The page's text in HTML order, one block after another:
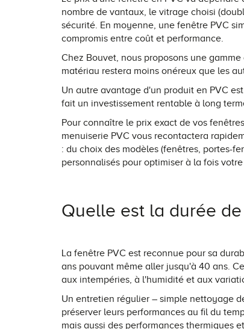
nombre de vantaux, le vitrage choisi
sécurité. En moyenne, une fenêtre PVC
compromis entre coût et performance.
Chez Bouvet, nous proposons une
matériau restera moins onéreux que les
Un autre avantage d'un produit en PVC
fait un investissement rentable à long
Pour connaître le prix exact de vos
menuiserie PVC vous recontactera
: du choix des modèles (fenêtres, portes-
personnalisés pour optimiser à la fois
Quelle est la durée de
La fenêtre PVC est reconnue pour sa
ans pouvant même aller jusqu'à 40 ans.
aux intempéries, à l'humidité et aux
Un entretien régulier – simple nettoyage
préserver leurs performances au fil du
mais aussi des performances thermiques